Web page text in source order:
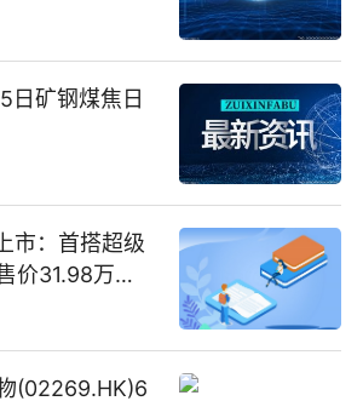
日矿钢煤焦日
市：首搭超级
价31.98万
日报
(02269.HK)6